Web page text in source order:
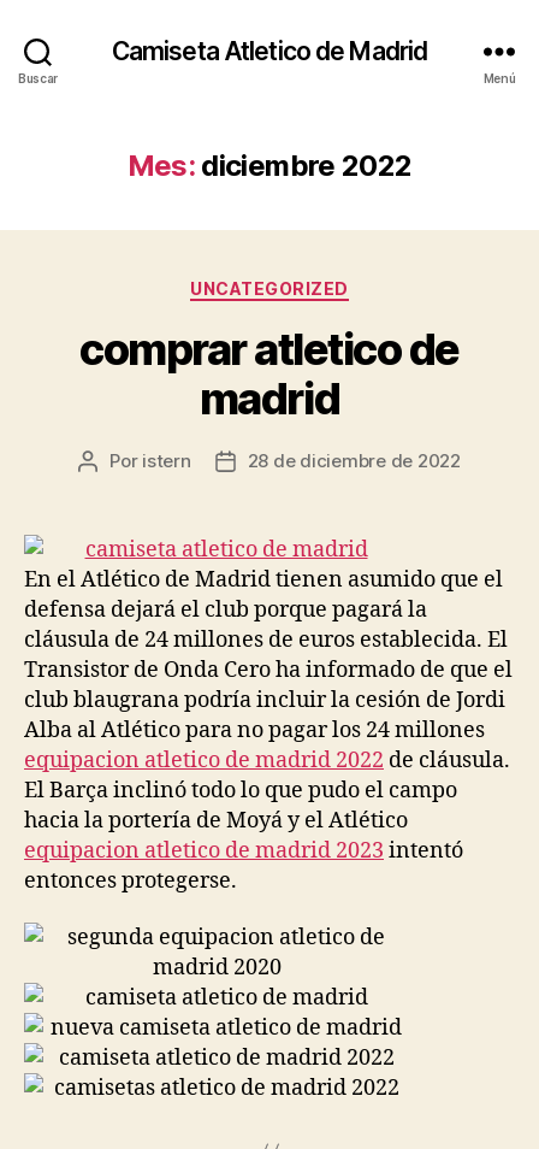
Buscar
Camiseta Atletico de Madrid
Menú
Mes: diciembre 2022
Categorías
UNCATEGORIZED
comprar atletico de
madrid
Autor
entrada
Por istern
Fecha
entrada
28 de diciembre de 2022
En el Atlético de Madrid tienen asumido que el
defensa dejará el club porque pagará la
cláusula de 24 millones de euros establecida. El
Transistor de Onda Cero ha informado de que el
club blaugrana podría incluir la cesión de Jordi
Alba al Atlético para no pagar los 24 millones
equipacion atletico de madrid 2022 de cláusula.
El Barça inclinó todo lo que pudo el campo
hacia la portería de Moyá y el Atlético
equipacion atletico de madrid 2023 intentó
entonces protegerse.